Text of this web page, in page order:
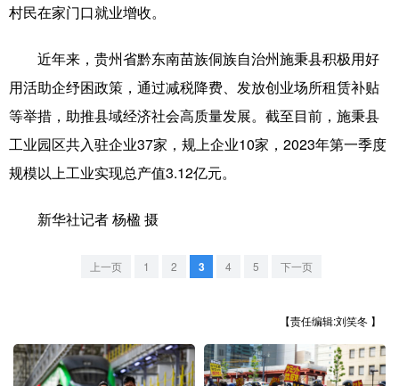
文化产业
地方频道
北京 天津
辽宁 吉林
西藏
陕西 甘肃 青海 宁夏
村民在家门口就业增收。
近年来，贵州省黔东南苗族侗族自治州施秉县积极用好
用活助企纾困政策，通过减税降费、发放创业场所租赁补贴
等举措，助推县域经济社会高质量发展。截至目前，施秉县
工业园区共入驻企业37家，规上企业10家，2023年第一季度
规模以上工业实现总产值3.12亿元。
新华社记者 杨楹 摄
上一页 1 2 3 4 5 下一页
【责任编辑:刘笑冬 】